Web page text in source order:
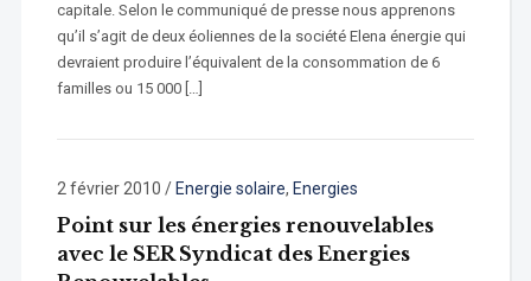
capitale. Selon le communiqué de presse nous apprenons
qu’il s’agit de deux éoliennes de la société Elena énergie qui
devraient produire l’équivalent de la consommation de 6
familles ou 15 000 […]
2 février 2010 / Energie solaire, Energies
Point sur les énergies renouvelables
avec le SER Syndicat des Energies